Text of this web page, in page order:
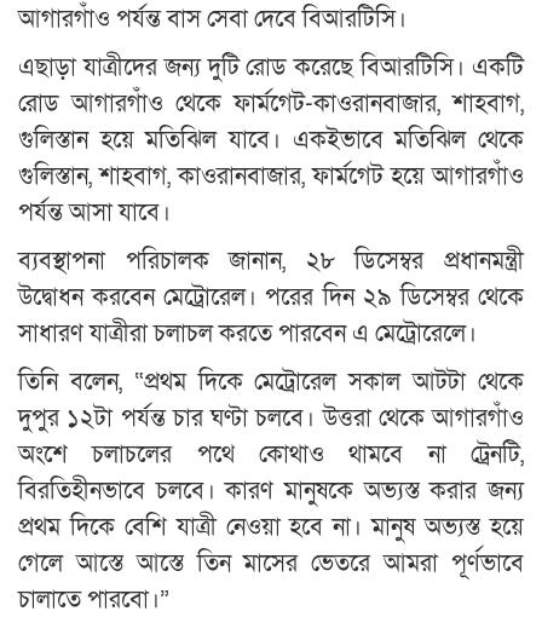
আগারগাঁও পর্যন্ত বাস সেবা দেবে বিআরটিসি।
এছাড়া যাত্রীদের জন্য দুটি রোড করেছে বিআরটিসি। একটি
রোড আগারগাঁও থেকে ফার্মগেট-কাওরানবাজার, শাহবাগ,
গুলিস্তান হয়ে মতিঝিল যাবে। একইভাবে মতিঝিল থেকে
গুলিস্তান, শাহবাগ, কাওরানবাজার, ফার্মগেট হয়ে আগারগাঁও
পর্যন্ত আসা যাবে।
ব্যবস্থাপনা পরিচালক জানান, ২৮ ডিসেম্বর প্রধানমন্ত্রী
উদ্বোধন করবেন মেট্রোরেল। পরের দিন ২৯ ডিসেম্বর থেকে
সাধারণ যাত্রীরা চলাচল করতে পারবেন এ মেট্রোরেলে।
তিনি বলেন, “প্রথম দিকে মেট্রোরেল সকাল আটটা থেকে
দুপুর ১২টা পর্যন্ত চার ঘণ্টা চলবে। উত্তরা থেকে আগারগাঁও
অংশে চলাচলের পথে কোথাও থামবে না ট্রেনটি,
বিরতিহীনভাবে চলবে। কারণ মানুষকে অভ্যস্ত করার জন্য
প্রথম দিকে বেশি যাত্রী নেওয়া হবে না। মানুষ অভ্যস্ত হয়ে
গেলে আস্তে আস্তে তিন মাসের ভেতরে আমরা পূর্ণভাবে
চালাতে পারবো।”